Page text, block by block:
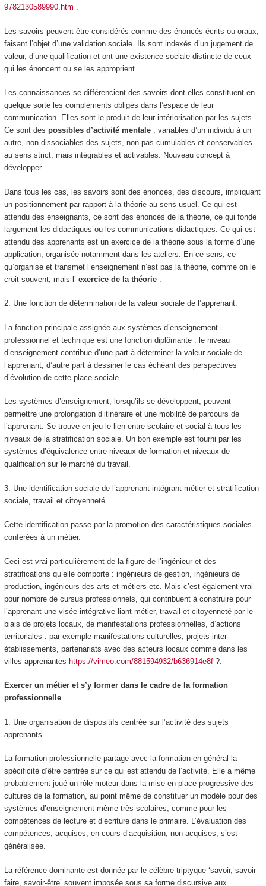
9782130589990.htm .
Les savoirs peuvent être considérés comme des énoncés écrits ou oraux,
faisant l’objet d’une validation sociale. Ils sont indexés d’un jugement de
valeur, d’une qualification et ont une existence sociale distincte de ceux
qui les énoncent ou se les approprient.
Les connaissances se différencient des savoirs dont elles constituent en
quelque sorte les compléments obligés dans l’espace de leur
communication. Elles sont le produit de leur intériorisation par les sujets.
Ce sont des possibles d’activité mentale , variables d’un individu à un
autre, non dissociables des sujets, non pas cumulables et conservables
au sens strict, mais intégrables et activables. Nouveau concept à
développer…
Dans tous les cas, les savoirs sont des énoncés, des discours, impliquant
un positionnement par rapport à la théorie au sens usuel. Ce qui est
attendu des enseignants, ce sont des énoncés de la théorie, ce qui fonde
largement les didactiques ou les communications didactiques. Ce qui est
attendu des apprenants est un exercice de la théorie sous la forme d’une
application, organisée notamment dans les ateliers
En ce sens, ce
qu’organise et transmet l’enseignement n’est pas la théorie, comme on le
croit souvent, mais l’ exercice de la théorie
2. Une fonction de détermination de la valeur sociale de l’apprenant.
La fonction principale assignée aux systèmes d’enseignement
professionnel et technique est une fonction diplômante: le niveau
d’enseignement contribue d’une part à déterminer la valeur sociale de
l’apprenant, d’autre part à dessiner le cas échéant des perspectives
d’évolution de cette place sociale.
Les systèmes d’enseignement, lorsqu’ils se développent, peuvent
permettre une prolongation d’itinéraire et une mobilité de parcours de
l’apprenant. Se trouve en jeu le lien entre scolaire et social à tous les
niveaux de la stratification sociale. Un bon exemple est fourni par les
systèmes d’équivalence entre niveaux de formation et niveaux de
qualification sur le marché du travail.
3. Une identification sociale de l’apprenant intégrant métier et stratification
sociale, travail et citoyenneté.
Cette identification passe par la promotion des caractéristiques sociales
conférées à un métier.
Ceci est vrai particulièrement de la figure de l’ingénieur et des
stratifications qu’elle comporte : ingénieurs de gestion, ingénieurs de
production, ingénieurs des arts et métiers etc. Mais c’est également vrai
pour nombre de cursus professionnels, qui contribuent à construire pour
l’apprenant une visée intégrative liant métier, travail et citoyenneté par le
biais de projets locaux, de manifestations professionnelles, d’actions
territoriales : par exemple manifestations culturelles, projets inter-
établissements, partenariats avec des acteurs locaux comme dans les
villes apprenantes https://vimeo.com/881594932/b636914e8f?.
Exercer un métier et s’y former dans le cadre de la formation
professionnelle
1. Une organisation de dispositifs centrée sur l’activité des sujets
apprenants
La formation professionnelle partage avec la formation en général la
spécificité d’être centrée sur ce qui est attendu de l’activité. Elle a même
probablement joué un rôle moteur dans la mise en place progressive des
cultures de la formation, au point même de constituer un modèle pour des
systèmes d’enseignement même très scolaires, comme pour les
compétences de lecture et d’écriture dans le primaire. L’évaluation des
compétences, acquises, en cours d’acquisition, non-acquises, s’est
généralisée.
La référence dominante est donnée par le célèbre triptyque ‘savoir, savoir-
faire, savoir-être’ souvent imposée sous sa forme discursive aux